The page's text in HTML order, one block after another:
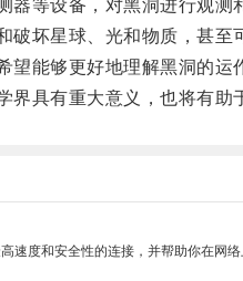
等设备，对黑洞进行观测
坏星球、光和物质，甚至
能够更好地理解黑洞的运
具有重大意义，也将有助
速度和安全性的连接，并帮助你在网络